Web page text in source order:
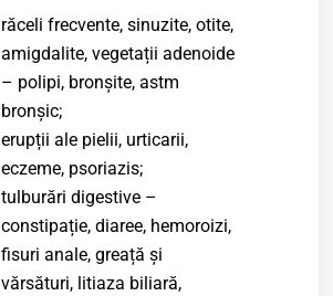
răceli frecvente, sinuzite, otite,
amigdalite, vegetații adenoide
– polipi, bronșite, astm
bronșic;
erupții ale pielii, urticarii,
eczeme, psoriazis;
tulburări digestive –
constipație, diaree, hemoroizi,
fisuri anale, greață și
vărsături, litiaza biliară,